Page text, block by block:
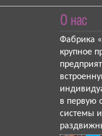
О нас
Фабрика
крупное
в первую
системы